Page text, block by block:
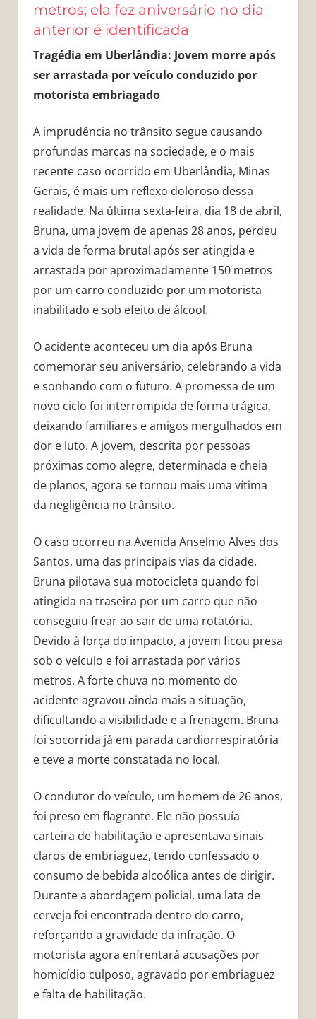
metros; ela fez aniversário no dia
anterior é identificada
Tragédia em Uberlândia: Jovem morre após
ser arrastada por veículo conduzido por
motorista embriagado
A imprudência no trânsito segue causando
profundas marcas na sociedade, e o mais
recente caso ocorrido em Uberlândia, Minas
Gerais, é mais um reflexo doloroso dessa
realidade. Na última sexta-feira, dia 18 de abril,
Bruna, uma jovem de apenas 28 anos, perdeu
a vida de forma brutal após ser atingida e
arrastada por aproximadamente 150 metros
por um carro conduzido por um motorista
inabilitado e sob efeito de álcool.
O acidente aconteceu um dia após Bruna
comemorar seu aniversário, celebrando a vida
e sonhando com o futuro. A promessa de um
novo ciclo foi interrompida de forma trágica,
deixando familiares e amigos mergulhados em
dor e luto. A jovem, descrita por pessoas
próximas como alegre, determinada e cheia
de planos, agora se tornou mais uma vítima
da negligência no trânsito.
O caso ocorreu na Avenida Anselmo Alves dos
Santos, uma das principais vias da cidade.
Bruna pilotava sua motocicleta quando foi
atingida na traseira por um carro que não
conseguiu frear ao sair de uma rotatória.
Devido à força do impacto, a jovem ficou presa
sob o veículo e foi arrastada por vários
metros. A forte chuva no momento do
acidente agravou ainda mais a situação,
dificultando a visibilidade e a frenagem. Bruna
foi socorrida já em parada cardiorrespiratória
e teve a morte constatada no local.
O condutor do veículo, um homem de 26 anos,
foi preso em flagrante. Ele não possuía
carteira de habilitação e apresentava sinais
claros de embriaguez, tendo confessado o
consumo de bebida alcoólica antes de dirigir.
Durante a abordagem policial, uma lata de
cerveja foi encontrada dentro do carro,
reforçando a gravidade da infração. O
motorista agora enfrentará acusações por
homicídio culposo, agravado por embriaguez
e falta de habilitação.